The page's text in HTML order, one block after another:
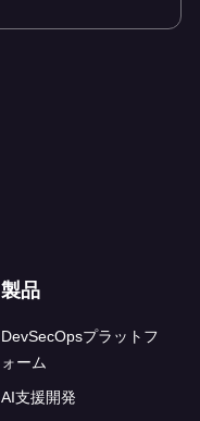
製品
DevSecOpsプラットフ
ォーム
AI支援開発